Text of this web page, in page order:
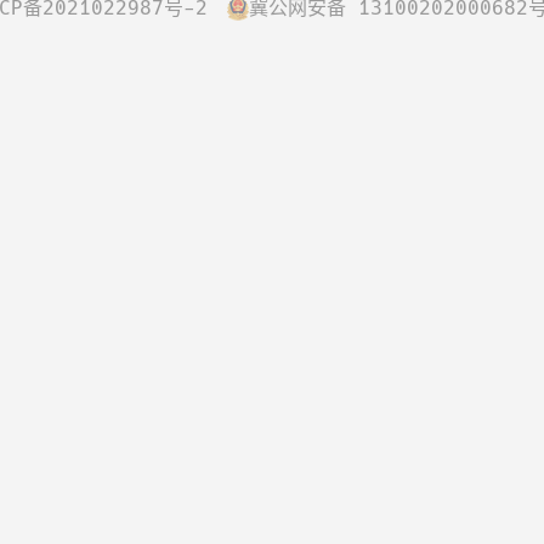
备2021022987号-2 冀公网安备 13100202000682